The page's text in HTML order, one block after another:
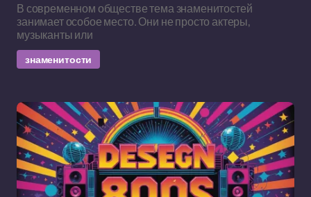
В современном обществе тема знаменитостей
занимает особое место. Они не просто актеры,
музыканты или
знаменитости